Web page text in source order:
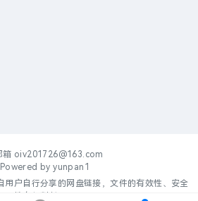
箱 oiv201726@163.com
byyunpan1
用户自行分享的网盘链接，文件的有效性、安全